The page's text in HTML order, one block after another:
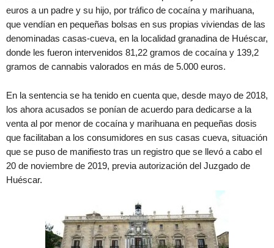
euros a un padre y su hijo, por tráfico de cocaína y marihuana,
que vendían en pequeñas bolsas en sus propias viviendas de las
denominadas casas-cueva, en la localidad granadina de Huéscar,
donde les fueron intervenidos 81,22 gramos de cocaína y 139,2
gramos de cannabis valorados en más de 5.000 euros.
En la sentencia se ha tenido en cuenta que, desde mayo de 2018,
los ahora acusados se ponían de acuerdo para dedicarse a la
venta al por menor de cocaína y marihuana en pequeñas dosis
que facilitaban a los consumidores en sus casas cueva, situación
que se puso de manifiesto tras un registro que se llevó a cabo el
20 de noviembre de 2019, previa autorización del Juzgado de
Huéscar.